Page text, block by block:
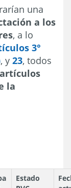
una
a los
, a lo
3°
, y 23, todos
artículos
la
Estado